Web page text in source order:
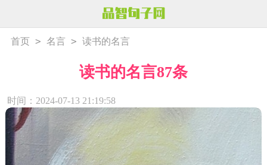
首页 > 名言 > 读书的名言
读书的名言87条
时间：2024-07-13 21:19:58